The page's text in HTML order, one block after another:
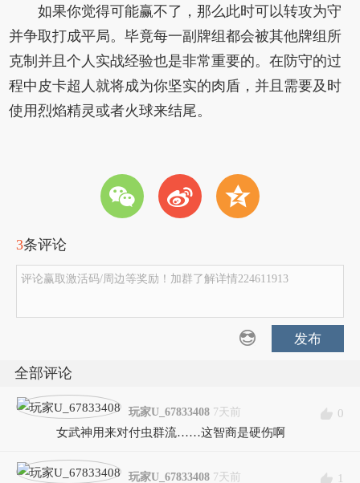
如果你觉得可能赢不了，那么此时可以转攻为守
并争取打成平局。毕竟每一副牌组都会被其他牌组所
克制并且个人实战经验也是非常重要的。在防守的过
程中皮卡超人就将成为你坚实的肉盾，并且需要及时
使用烈焰精灵或者火球来结尾。
w t z
3条评论
评论赢取激活码/周边等奖励！加群了解详情224611913
发布
全部评论
玩家U_67833408 7天前
0
女武神用来对付虫群流……这智商是硬伤啊
玩家U_67833408 7天前 1